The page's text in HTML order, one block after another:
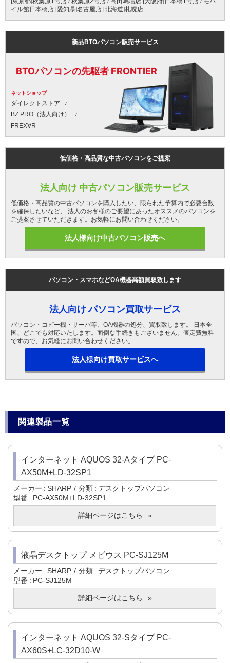
イル館日本橋店 [愛知県]名古屋店 [北海道]札幌店
新品BTOパソコン販売サービス
BTOパソコンの先駆者 FRONTIER
ネットショップ
ダイレクトストア
BZ PRO（法人向け）
FREX∀R
低価格・高品質な中古パソコンをご提案
法人向け 中古パソコン販売サービス
低価格・高品質の中古パソコンを購入したい、限られた予算内で必要台数
を確保したいなど、 法人のお客様のご要望にあったオススメのパソコンを
ご提案させていただきます。お気軽にお問い合わせください。
法人様向け中古パソコン販売へ
パソコン・スマホなどOA機器高額買取致します
法人向け パソコン買取サービス
パソコン・コピー機・サーバ等、OA機器の処分、買取致します。 日本全
国、どこでも対応いたします。面倒な手続きもございません。査定費無料
ですので、お気軽にお問い合わせください。
法人様向け買取サービスへ
関連製品一覧
インターネット AQUOS 32-Aタイプ PC-
AX50M+LD-32SP1
メーカー SHARP 分類
デスクトップパソコン
型番
PC-AX50M+LD-32SP1
詳細ページはこちら
液晶デスクトップ メビウス PC-SJ125M
メーカー SHARP 分類
デスクトップパソコン
型番
PC-SJ125M
詳細ページはこちら
インターネット AQUOS 32-Sタイプ PC-
AX60S+LC-32D10-W